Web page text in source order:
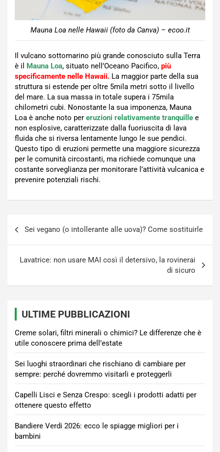
Mauna Loa nelle Hawaii (foto da Canva) – ecoo.it
Il vulcano sottomarino più grande conosciuto sulla Terra
è il Mauna Loa, situato nell’Oceano Pacifico, più
specificamente nelle Hawaii. La maggior parte della sua
struttura si estende per oltre 5mila metri sotto il livello
del mare. La sua massa in totale supera i 75mila
chilometri cubi. Nonostante la sua imponenza, Mauna
Loa è anche noto per eruzioni relativamente tranquille e
non esplosive, caratterizzate dalla fuoriuscita di lava
fluida che si riversa lentamente lungo le sue pendici.
Questo tipo di eruzioni permette una maggiore sicurezza
per le comunità circostanti, ma richiede comunque una
costante sorveglianza per monitorare l’attività vulcanica e
prevenire potenziali rischi.
Sei vegano (o intollerante alle uova)? Come sostituirle
Lavatrice: non usare MAI così il detersivo, la rovinerai
di sicuro
ULTIME PUBBLICAZIONI
Creme solari, filtri minerali o chimici? Le differenze che è
utile conoscere prima dell’estate
Sei luoghi straordinari che rischiano di cambiare per
sempre: perché dovremmo visitarli e proteggerli
Capelli Lisci e Senza Crespo: scegli i prodotti adatti per
ottenere questo effetto
Bandiere Verdi 2026: ecco le spiagge migliori per i
bambini